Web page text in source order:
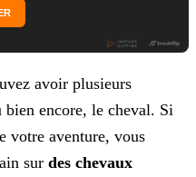
avoir plusieurs
bien encore, le cheval. Si
votre aventure, vous
sur des chevaux